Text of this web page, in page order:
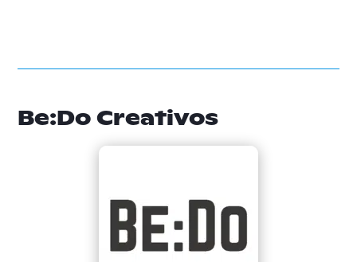
Be:Do Creativos